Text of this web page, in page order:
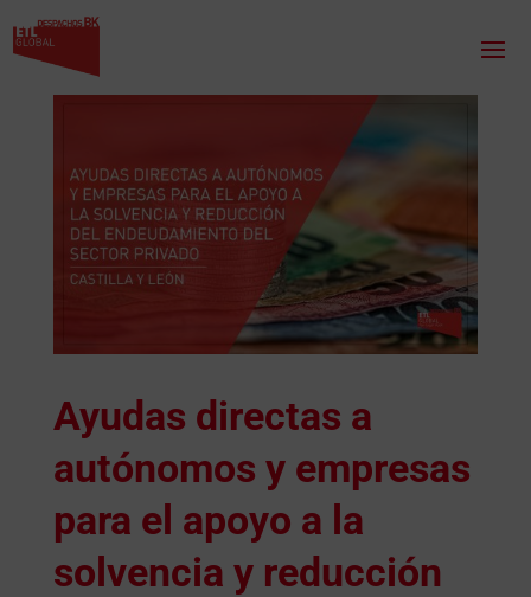
Ayudas directas a
autónomos y empresas
para el apoyo a la
solvencia y reducción